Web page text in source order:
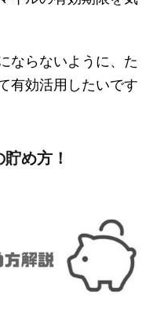
ならないように、た
有効活用したいです
め方！